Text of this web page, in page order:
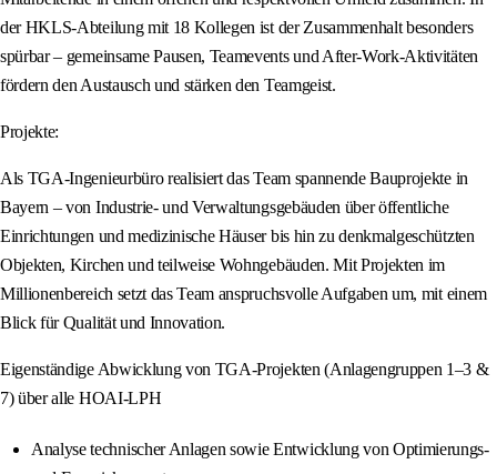
der HKLS-Abteilung mit 18 Kollegen ist der Zusammenhalt besonders
spürbar – gemeinsame Pausen, Teamevents und After-Work-Aktivitäten
fördern den Austausch und stärken den Teamgeist.
Projekte:
Als TGA-Ingenieurbüro realisiert das Team spannende Bauprojekte in
Bayern – von Industrie- und Verwaltungsgebäuden über öffentliche
Einrichtungen und medizinische Häuser bis hin zu denkmalgeschützten
Objekten, Kirchen und teilweise Wohngebäuden. Mit Projekten im
Millionenbereich setzt das Team anspruchsvolle Aufgaben um, mit einem
Blick für Qualität und Innovation.
Eigenständige Abwicklung von TGA-Projekten (Anlagengruppen 1–3 &
7) über alle HOAI-LPH
Analyse technischer Anlagen sowie Entwicklung von Optimierungs-